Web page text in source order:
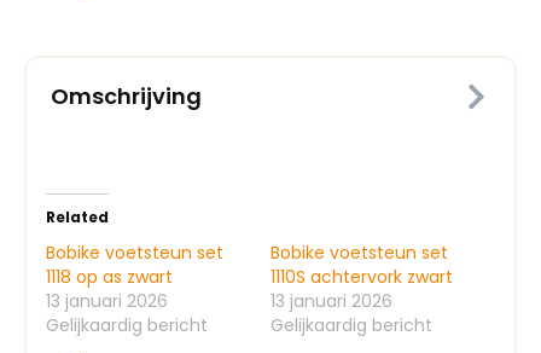
Omschrijving
Related
Bobike voetsteun set
1118 op as zwart
13 januari 2026
Gelijkaardig bericht
Bobike voetsteun set
1110S achtervork zwart
13 januari 2026
Gelijkaardig bericht